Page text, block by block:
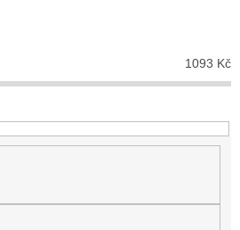
1093 Kč